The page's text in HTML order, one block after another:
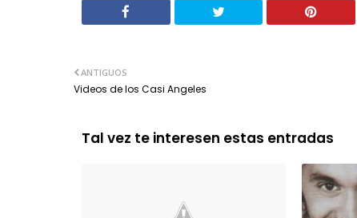
ANTIGUOS
Videos de los Casi Angeles
Tal vez te interesen estas entradas